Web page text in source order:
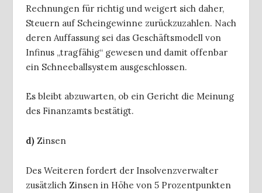
Rechnungen für richtig und weigert sich daher,
Steuern auf Scheingewinne zurückzuzahlen. Nach
deren Auffassung sei das Geschäftsmodell von
Infinus „tragfähig“ gewesen und damit offenbar
ein Schneeballsystem ausgeschlossen.
Es bleibt abzuwarten, ob ein Gericht die Meinung
des Finanzamts bestätigt.
d) Zinsen
Des Weiteren fordert der Insolvenzverwalter
zusätzlich Zinsen in Höhe von 5 Prozentpunkten